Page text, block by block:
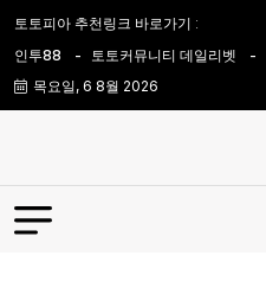
토토피아 추천링크 바로가기 :
인투88
토토커뮤니티 데일리벳
목요일, 6 8월 2026